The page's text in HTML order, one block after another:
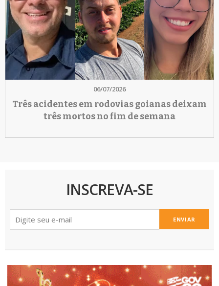
06/07/2026
Três acidentes em rodovias goianas deixam
três mortos no fim de semana
INSCREVA-SE
ENVIAR